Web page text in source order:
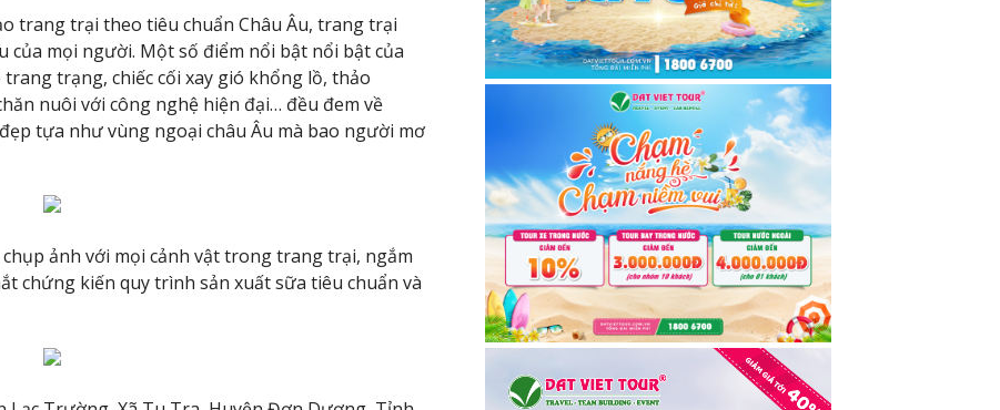
trang trại theo tiêu chuẩn Châu Âu, trang trại
của mọi người. Một số điểm nổi bật nổi bật của
trạng, chiếc cối xay gió khổng lồ, thảo
nuôi với công nghệ hiện đại… đều đem về
tựa như vùng ngoại châu Âu mà bao người mơ
ảnh với mọi cảnh vật trong trang trại, ngắm
chứng kiến quy trình sản xuất sữa tiêu chuẩn và